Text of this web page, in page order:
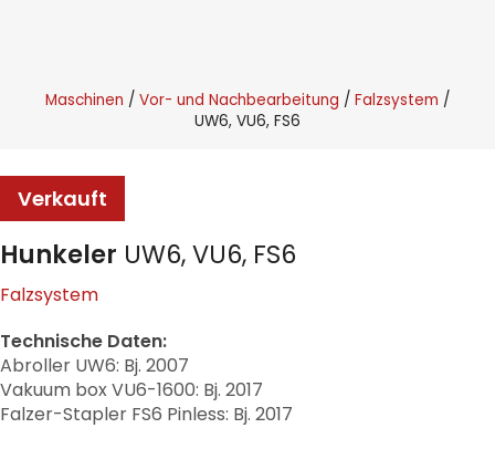
Maschinen Vor- und Nachbearbeitung
Falzsystem
UW6, VU6, FS6
Verkauft
Hunkeler UW6, VU6, FS6
Falzsystem
Technische Daten:
Abroller UW6: Bj. 2007
Vakuum box VU6-1600: Bj. 2017
Falzer-Stapler FS6 Pinless: Bj. 2017